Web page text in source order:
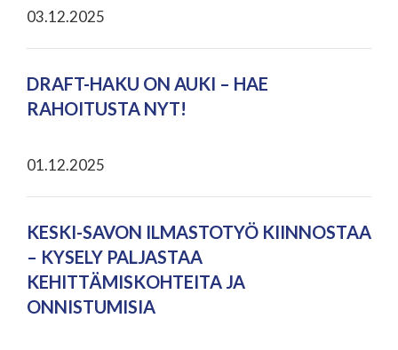
03.12.2025
DRAFT-HAKU ON AUKI – HAE
RAHOITUSTA NYT!
01.12.2025
KESKI-SAVON ILMASTOTYÖ KIINNOSTAA
– KYSELY PALJASTAA
KEHITTÄMISKOHTEITA JA
ONNISTUMISIA